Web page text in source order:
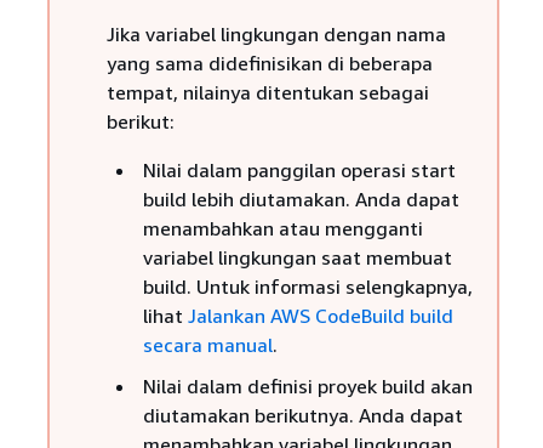
Jika variabel lingkungan dengan nama
yang sama didefinisikan di beberapa
tempat, nilainya ditentukan sebagai
berikut:
Nilai dalam panggilan operasi start
build lebih diutamakan. Anda dapat
menambahkan atau mengganti
variabel lingkungan saat membuat
build. Untuk informasi selengkapnya,
lihat Jalankan AWS CodeBuild build
secara manual.
Nilai dalam definisi proyek build akan
diutamakan berikutnya. Anda dapat